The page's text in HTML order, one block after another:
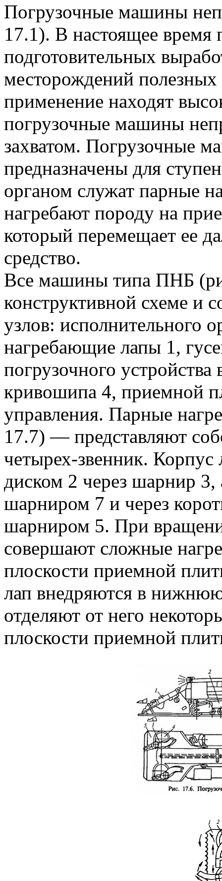
Погрузочные машины
17.1). В настоящее время
подготовительных
месторождений
применение находят
погрузочные машины
захватом. Погрузочные
предназначены для
органом служат парные
нагребают породу на
который перемещает ее
средство.
Все машины типа ПНБ
конструктивной схеме и
узлов: исполнительного
нагребающие лапы 1,
погрузочного устройства
кривошипа 4, приемной
управления. Парные
17.7) — представляют
четырех-звенник. Корпус
диском 2 через шарнир
шарниром 7 и через
шарниром 5. При
совершают сложные
плоскости приемной
лап внедряются в
отделяют от него
плоскости приемной